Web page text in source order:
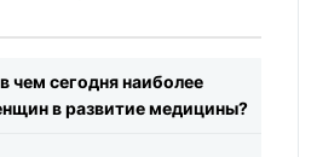
чем сегодня наиболее
в развитие медицины?